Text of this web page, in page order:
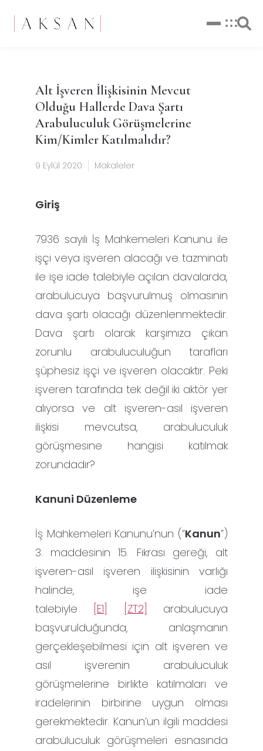
Alt İşveren İlişkisinin Mevcut
Olduğu Hallerde Dava Şartı
Arabuluculuk Görüşmelerine
Kim/Kimler Katılmalıdır?
9 Eylül 2020 Makaleler
Giriş
7936 sayılı İş Mahkemeleri Kanunu ile
işçi veya işveren alacağı ve tazminatı
ile işe iade talebiyle açılan davalarda,
arabulucuya başvurulmuş olmasının
dava şartı olacağı düzenlenmektedir.
Dava şartı olarak karşımıza çıkan
zorunlu arabuluculuğun tarafları
şüphesiz işçi ve işveren olacaktır. Peki
işveren tarafında tek değil iki aktör yer
alıyorsa ve alt işveren-asıl işveren
ilişkisi mevcutsa, arabuluculuk
görüşmesine hangisi katılmak
zorundadır?
Kanuni Düzenleme
İş Mahkemeleri Kanunu’nun (“Kanun”)
3. maddesinin 15. Fıkrası gereği, alt
işveren-asıl işveren ilişkisinin varlığı
halinde, işe iade
talebiyle
[E1] [ZT2]
arabulucuya
başvurulduğunda, anlaşmanın
gerçekleşebilmesi için alt işveren ve
asıl işverenin arabuluculuk
görüşmelerine birlikte katılmaları ve
iradelerinin birbirine uygun olması
gerekmektedir. Kanun’un ilgili maddesi
arabuluculuk görüşmeleri esnasında